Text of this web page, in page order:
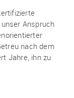
Anspruch
nach dem
Jahre, ihn zu